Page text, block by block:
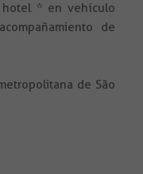
hotel * en vehículo
de
de São